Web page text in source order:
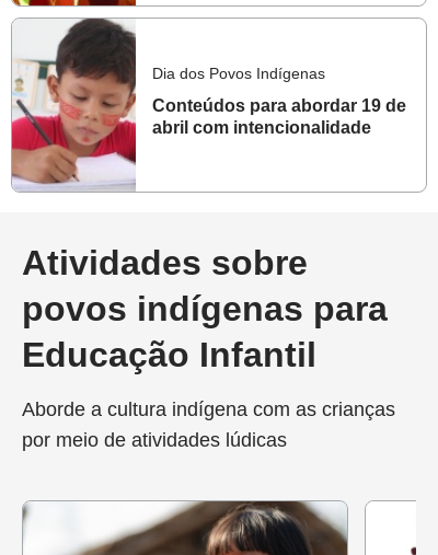
Dia dos Povos Indígenas
Conteúdos para abordar 19 de
abril com intencionalidade
Atividades sobre
povos indígenas para
Educação Infantil
Aborde a cultura indígena com as crianças
por meio de atividades lúdicas